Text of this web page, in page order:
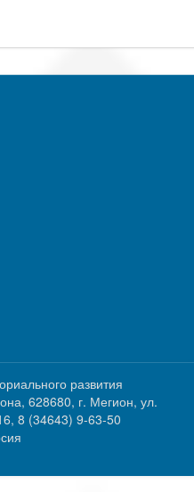
развития
628680, г. Мегион, ул.
‎‎8 (34643) 9-63-50